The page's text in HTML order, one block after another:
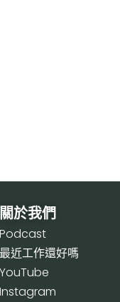
關於我們
Podcast
最近工作還好嗎
YouTube
Instagram